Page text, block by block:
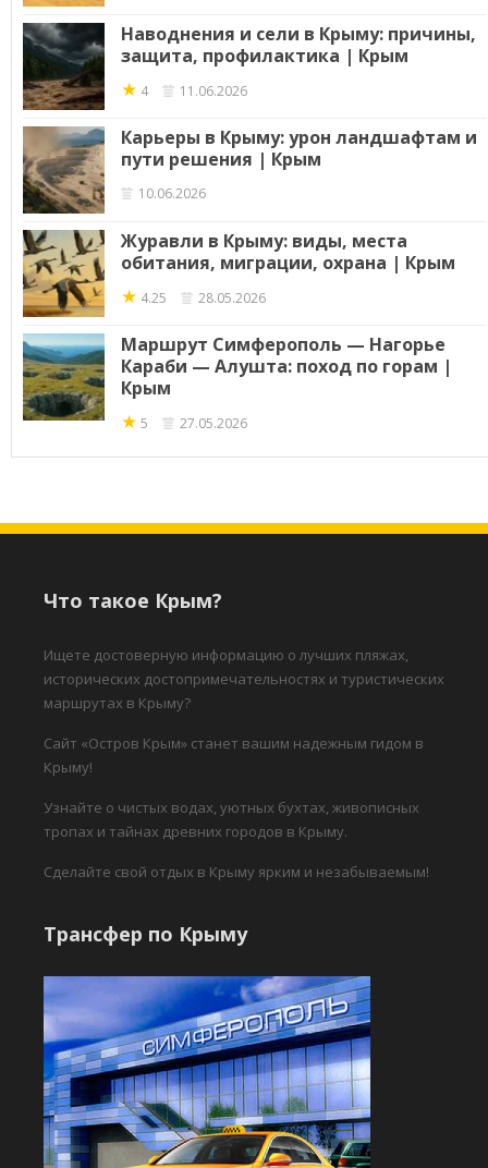
Наводнения и сели в Крыму: причины,
защита, профилактика | Крым
★ 4 11.06.2026
Карьеры в Крыму: урон ландшафтам и
пути решения | Крым
10.06.2026
Журавли в Крыму: виды, места
обитания, миграции, охрана | Крым
★ 4.25 28.05.2026
Маршрут Симферополь — Нагорье
Караби — Алушта: поход по горам |
Крым
★ 5 27.05.2026
Что такое Крым?
Ищете достоверную информацию о лучших пляжах,
исторических достопримечательностях и туристических
маршрутах в Крыму?
Сайт «Остров Крым» станет вашим надежным гидом в
Крыму!
Узнайте о чистых водах, уютных бухтах, живописных
тропах и тайнах древних городов в Крыму.
Сделайте свой отдых в Крыму ярким и незабываемым!
Трансфер по Крыму